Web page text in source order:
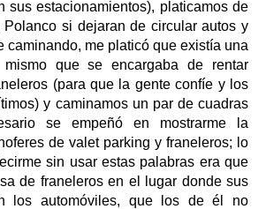
sus estacionamientos), platicamos de
Polanco si dejaran de circular autos y
caminando, me platicó que existía una
que se encargaba de rentar
(para que la gente confíe y los
y caminamos un par de cuadras
se empeñó en mostrarme la
de valet parking y franeleros; lo
sin usar estas palabras era que
de franeleros en el lugar donde sus
los automóviles, que los de él no